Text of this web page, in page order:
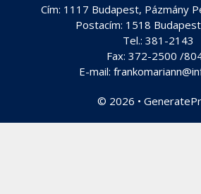
Cím: 1117 Budapest, Pázmány
Postacím: 1518
Tel.: 381-2143
Fax: 372-2500 /
E-mail:
© 2026 •